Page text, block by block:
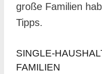
große Familien
Tipps.
SINGLE-
FAMILIEN